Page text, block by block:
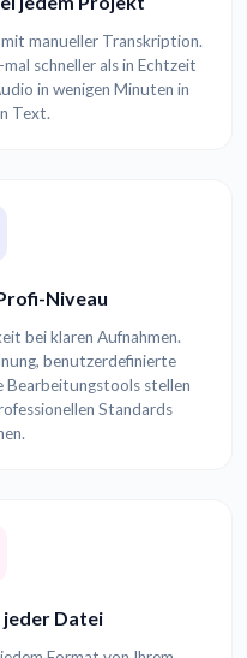
manueller Transkription.
schneller als in Echtzeit
in wenigen Minuten in
Text.
Niveau
bei klaren Aufnahmen.
benutzerdefinierte
stellen
Standards
Datei